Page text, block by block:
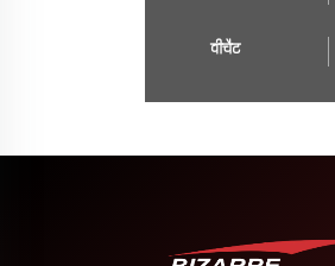
वीचैट